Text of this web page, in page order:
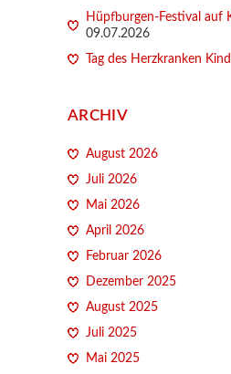
Hüpfburgen-Festival auf
09.07.2026
Tag des Herzkranken
ARCHIV
August 2026
Juli 2026
Mai 2026
April 2026
Februar 2026
Dezember 2025
August 2025
Juli 2025
Mai 2025